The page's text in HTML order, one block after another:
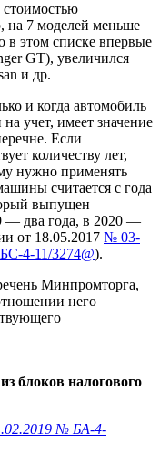
стоимостью
на 7 моделей меньше
этом списке впервые
GT), увеличился
и др.
и когда автомобиль
учет, имеет значение
Если
количеству лет,
нужно применять
считается с года
выпущен
— два года, в 2020 —
от 18.05.2017 № 03-
4-11/3274@).
Минпромторга,
него
блоков налогового
№ БА-4-